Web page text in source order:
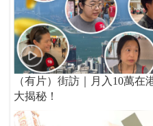
（有片）街訪｜月入10萬
大揭秘！